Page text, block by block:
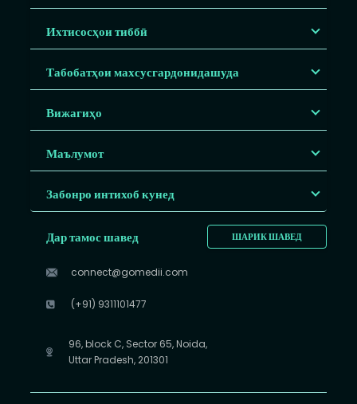
Ихтисосҳои тиббӣ
Табобатҳои махсусгардонидашуда
Вижагиҳо
Маълумот
Забонро интихоб кунед
ШАРИК ШАВЕД
Дар тамос шавед
connect@gomedii.com
(+91) 9311101477
96, block C, Sector 65, Noida,
Uttar Pradesh, 201301